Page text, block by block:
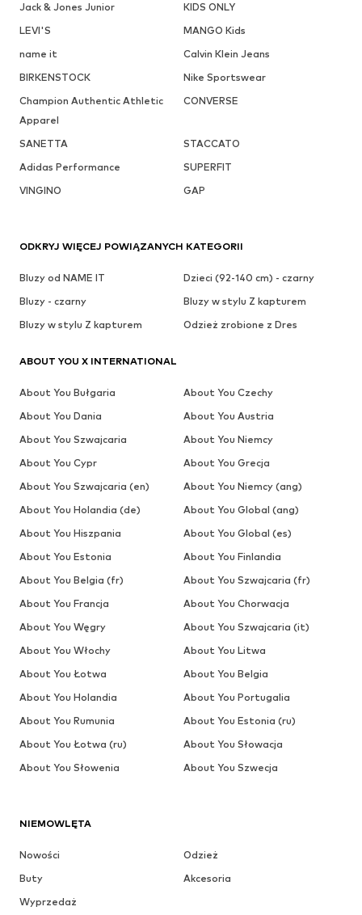
Jack & Jones Junior
KIDS ONLY
LEVI'S
MANGO Kids
name it
Calvin Klein Jeans
BIRKENSTOCK
Nike Sportswear
Champion Authentic Athletic
Apparel
CONVERSE
SANETTA
STACCATO
Adidas Performance
SUPERFIT
VINGINO
GAP
NIEMOWLĘTA
Nowości
Odzież
Buty
Akcesoria
Wyprzedaż
ODKRYJ WIĘCEJ POWIĄZANYCH KATEGORII
Bluzy od NAME IT
Dzieci (92-140 cm) - czarny
Bluzy - czarny
Bluzy w stylu Z kapturem
Bluzy w stylu Z kapturem
Odzież zrobione z Dres
ABOUT YOU X INTERNATIONAL
About You Bułgaria
About You Czechy
About You Dania
About You Austria
About You Szwajcaria
About You Niemcy
About You Cypr
About You Grecja
About You Szwajcaria (en)
About You Niemcy (ang)
About You Holandia (de)
About You Global (ang)
About You Hiszpania
About You Global (es)
About You Estonia
About You Finlandia
About You Belgia (fr)
About You Szwajcaria (fr)
About You Francja
About You Chorwacja
About You Węgry
About You Szwajcaria (it)
About You Włochy
About You Litwa
About You Łotwa
About You Belgia
About You Holandia
About You Portugalia
About You Rumunia
About You Estonia (ru)
About You Łotwa (ru)
About You Słowacja
About You Słowenia
About You Szwecja